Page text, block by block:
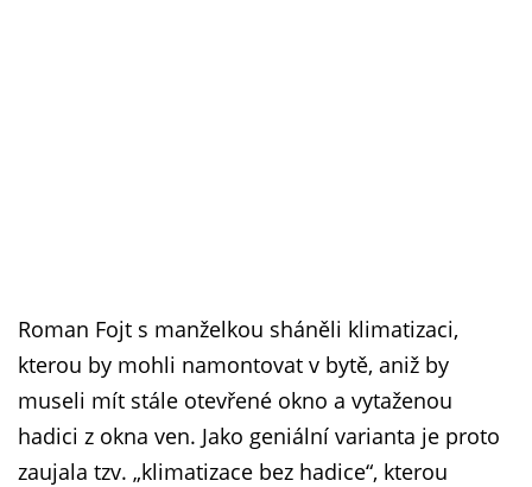
Roman Fojt s manželkou sháněli klimatizaci,
kterou by mohli namontovat v bytě, aniž by
museli mít stále otevřené okno a vytaženou
hadici z okna ven. Jako geniální varianta je proto
zaujala tzv. „klimatizace bez hadice“, kterou